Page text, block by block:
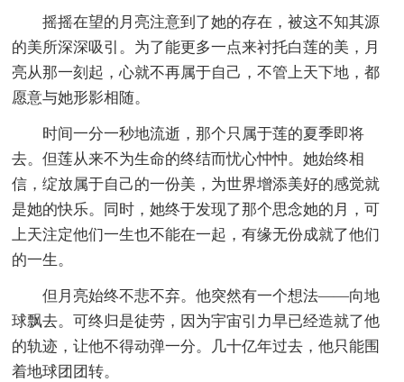
摇摇在望的月亮注意到了她的存在，被这不知其源
的美所深深吸引。为了能更多一点来衬托白莲的美，月
亮从那一刻起，心就不再属于自己，不管上天下地，都
愿意与她形影相随。
时间一分一秒地流逝，那个只属于莲的夏季即将
去。但莲从来不为生命的终结而忧心忡忡。她始终相
信，绽放属于自己的一份美，为世界增添美好的感觉就
是她的快乐。同时，她终于发现了那个思念她的月，可
上天注定他们一生也不能在一起，有缘无份成就了他们
的一生。
但月亮始终不悲不弃。他突然有一个想法——向地
球飘去。可终归是徒劳，因为宇宙引力早已经造就了他
的轨迹，让他不得动弹一分。几十亿年过去，他只能围
着地球团团转。